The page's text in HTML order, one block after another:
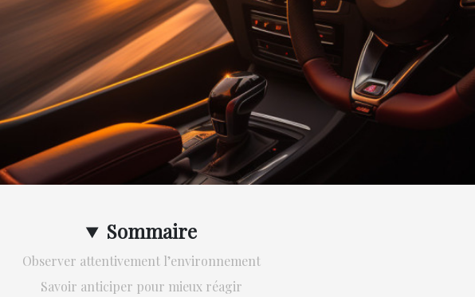
Sommaire
Observer attentivement l’environnement
Savoir anticiper pour mieux réagir